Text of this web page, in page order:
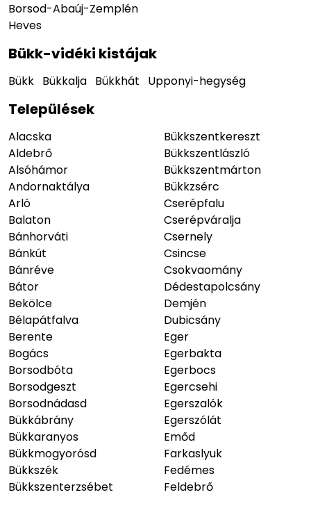
Borsod-Abaúj-Zemplén
Heves
Bükk-vidéki kistájak
Bükk Bükkalja Bükkhát Upponyi-hegység
Települések
Alacska
Aldebrő
Alsóhámor
Andornaktálya
Arló
Balaton
Bánhorváti
Bánkút
Bánréve
Bátor
Bekölce
Bélapátfalva
Berente
Bogács
Borsodbóta
Borsodgeszt
Borsodnádasd
Bükkábrány
Bükkaranyos
Bükkmogyorósd
Bükkszék
Bükkszenterzsébet
Bükkszentkereszt
Bükkszentlászló
Bükkszentmárton
Bükkzsérc
Cserépfalu
Cserépváralja
Csernely
Csincse
Csokvaomány
Dédestapolcsány
Demjén
Dubicsány
Eger
Egerbakta
Egerbocs
Egercsehi
Egerszalók
Egerszólát
Emőd
Farkaslyuk
Fedémes
Feldebrő